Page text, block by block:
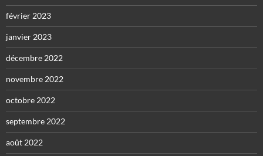
février 2023
janvier 2023
décembre 2022
novembre 2022
octobre 2022
septembre 2022
août 2022